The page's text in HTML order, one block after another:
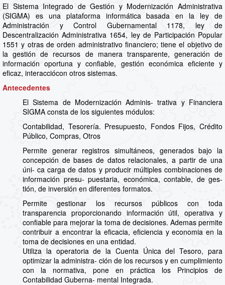
El Sistema Integrado de Gestión y Modernización Administrativa
(SIGMA) es una plataforma informática basada en la ley de
Administración y Control Gubernamental 1178, ley de
Descentralización Administrativa 1654, ley de Participación Popular
1551 y otras de orden administrativo financiero; tiene el objetivo de
la gestión de recursos de manera transparente, generación de
información oportuna y confiable, gestión económica eficiente y
eficaz, interacciócon otros sistemas.
Antecedentes
El Sistema de Modernización Adminis- trativa y Financiera
SIGMA consta de los siguientes módulos:
Contabilidad, Tesorería. Presupuesto, Fondos Fijos, Crédito
Público, Compras, Otros
Permite generar registros simultáneos, generados bajo la
concepción de bases de datos relacionales, a partir de una
úni- ca carga de datos y producir múltiples combinaciones de
información presu- puestaria, económica, contable, de ges-
tión, de inversión en diferentes formatos.
Permite gestionar los recursos públicos con toda
transparencia proporcionando información útil, operativa y
confiable para mejorar la toma de decisiones. Ademas permite
contribuir a encontrar la eficacia, eficiencia y economia en la
toma de decisiones en una entidad.
Utiliza la operatoria de la Cuenta Única del Tesoro, para
optimizar la administra- ción de los recursos y en cumplimiento
con la normativa, pone en práctica los Principios de
Contabilidad Guberna- mental Integrada.